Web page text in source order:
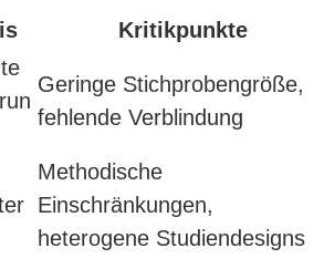
Kritikpunkte
Geringe Stichprobengröße,
fehlende Verblindung
Methodische
Einschränkungen,
heterogene Studiendesigns